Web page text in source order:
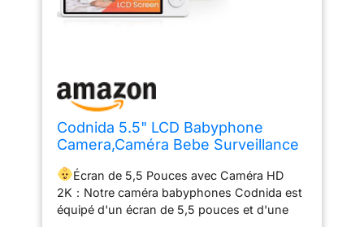
Codnida 5.5" LCD Babyphone
Camera,Caméra Bebe Surveillance
Automatique,Capteur de
Température & Humidité,Audio
Bidirectionnel,Berceuses,VOX,LCD
Écran de 5,5 Pouces avec Caméra HD
2K：Notre caméra babyphones Codnida est
équipé d'un écran de 5,5 pouces et d'une